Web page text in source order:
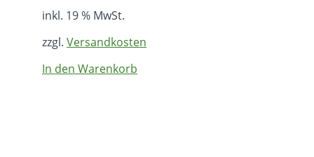
inkl. 19 % MwSt.
zzgl. Versandkosten
In den Warenkorb